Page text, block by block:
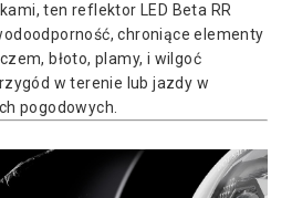
ten reflektor LED Beta RR
chroniące elementy
błoto, plamy, i wilgoć
w terenie lub jazdy w
pogodowych.